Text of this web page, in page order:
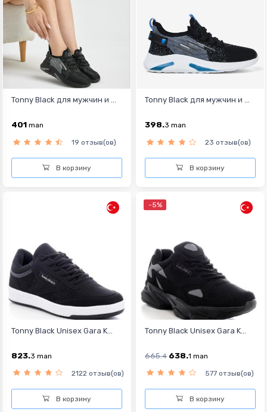
Tonny Black для мужчин и ...
401 man
19 отзыв(ов)
В корзину
Tonny Black для мужчин и ...
398.3 man
23 отзыв(ов)
В корзину
Tonny Black Unisex Gara K...
823.3 man
2122 отзыв(ов)
В корзину
-5%
Tonny Black Unisex Gara K...
665.4 638.1 man
577 отзыв(ов)
В корзину